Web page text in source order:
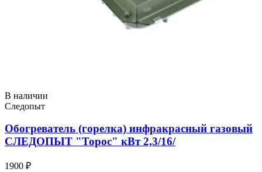
В наличии
Следопыт
Обогреватель (горелка) инфракрасный газовый
СЛЕДОПЫТ "Торос" кВт 2,3/16/
1900 ₽